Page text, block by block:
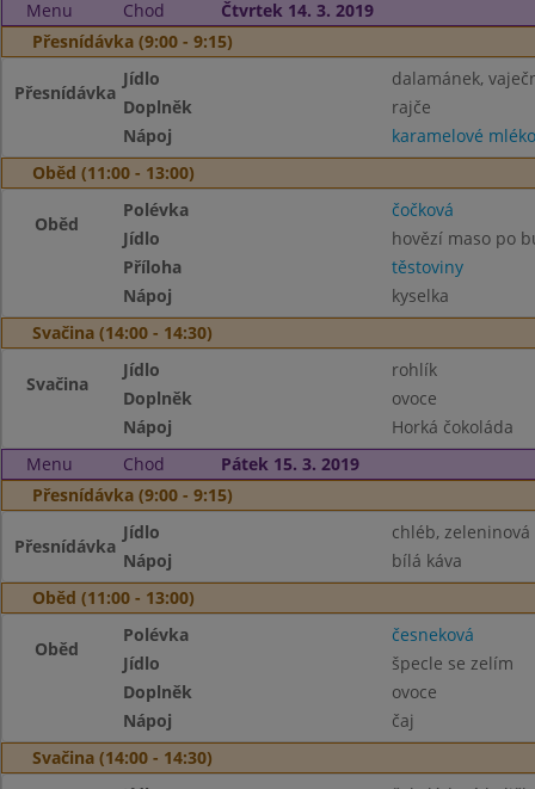
Menu Chod
Čtvrtek 14. 3. 2019
Přesnídávka (9:00 - 9:15)
Přesnídávka
Jídlo
dalamánek,
Doplněk
rajče
Nápoj
karamelové mléko
Oběd (11:00 - 13:00)
Oběd
Polévka
čočková
Jídlo
hovězí maso po
Příloha
těstoviny
Nápoj
kyselka
Svačina (14:00 - 14:30)
Svačina
Jídlo
rohlík
Doplněk
ovoce
Nápoj
Horká čokoláda
Menu
Chod
Pátek 15. 3. 2019
Přesnídávka (9:00 - 9:15)
Přesnídávka
Jídlo
chléb,
Nápoj
bílá káva
Oběd (11:00 - 13:00)
Oběd
Polévka
česneková
Jídlo
špecle se zelím
Doplněk
ovoce
Nápoj
čaj
Svačina (14:00 - 14:30)